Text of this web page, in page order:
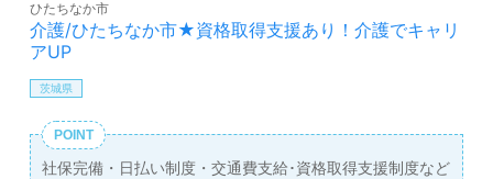
介護/ひたちなか市★資格取得支援あり！介護でキャリ
アUP
ひたちなか市
茨城県
POINT
社保完備・日払い制度・交通費支給･資格取得支援制度など